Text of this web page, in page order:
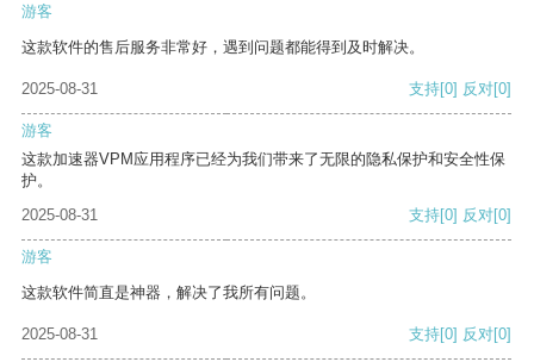
游客
这款软件的售后服务非常好，遇到问题都能得到及时解决。
2025-08-31 支持[0] 反对[0]
游客
这款加速器VPM应用程序已经为我们带来了无限的隐私保护和安全性保
护。
2025-08-31
支持[0] 反对[0]
游客
这款软件简直是神器，解决了我所有问题。
2025-08-31 支持[0] 反对[0]